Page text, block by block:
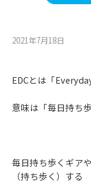
2021年7月18⽇
EDCとは「
意味は「毎日持ち
毎日持ち歩くギア
（持ち歩く）する